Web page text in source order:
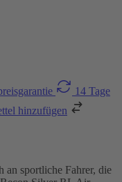
14 Tage
hinzufügen
an sportliche Fahrer, die